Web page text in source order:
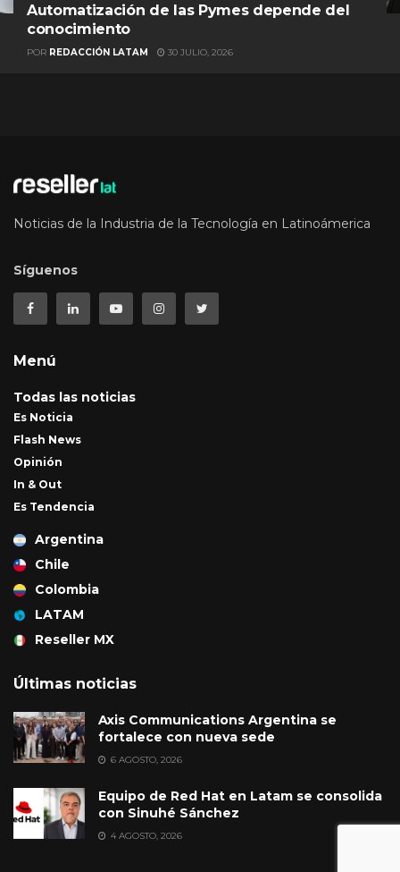
Automatización de las Pymes depende del
conocimiento
POR REDACCIÓN LATAM 30 JULIO, 2026
Noticias de la Industria de la Tecnología en Latinoámerica
Síguenos
Menú
Todas las noticias
Es Noticia
Flash News
Opinión
In & Out
Es Tendencia
Argentina
Chile
Colombia
LATAM
Reseller MX
Últimas noticias
Axis Communications Argentina se
fortalece con nueva sede
6 AGOSTO, 2026
Equipo de Red Hat en Latam se consolida
con Sinuhé Sánchez
4 AGOSTO, 2026